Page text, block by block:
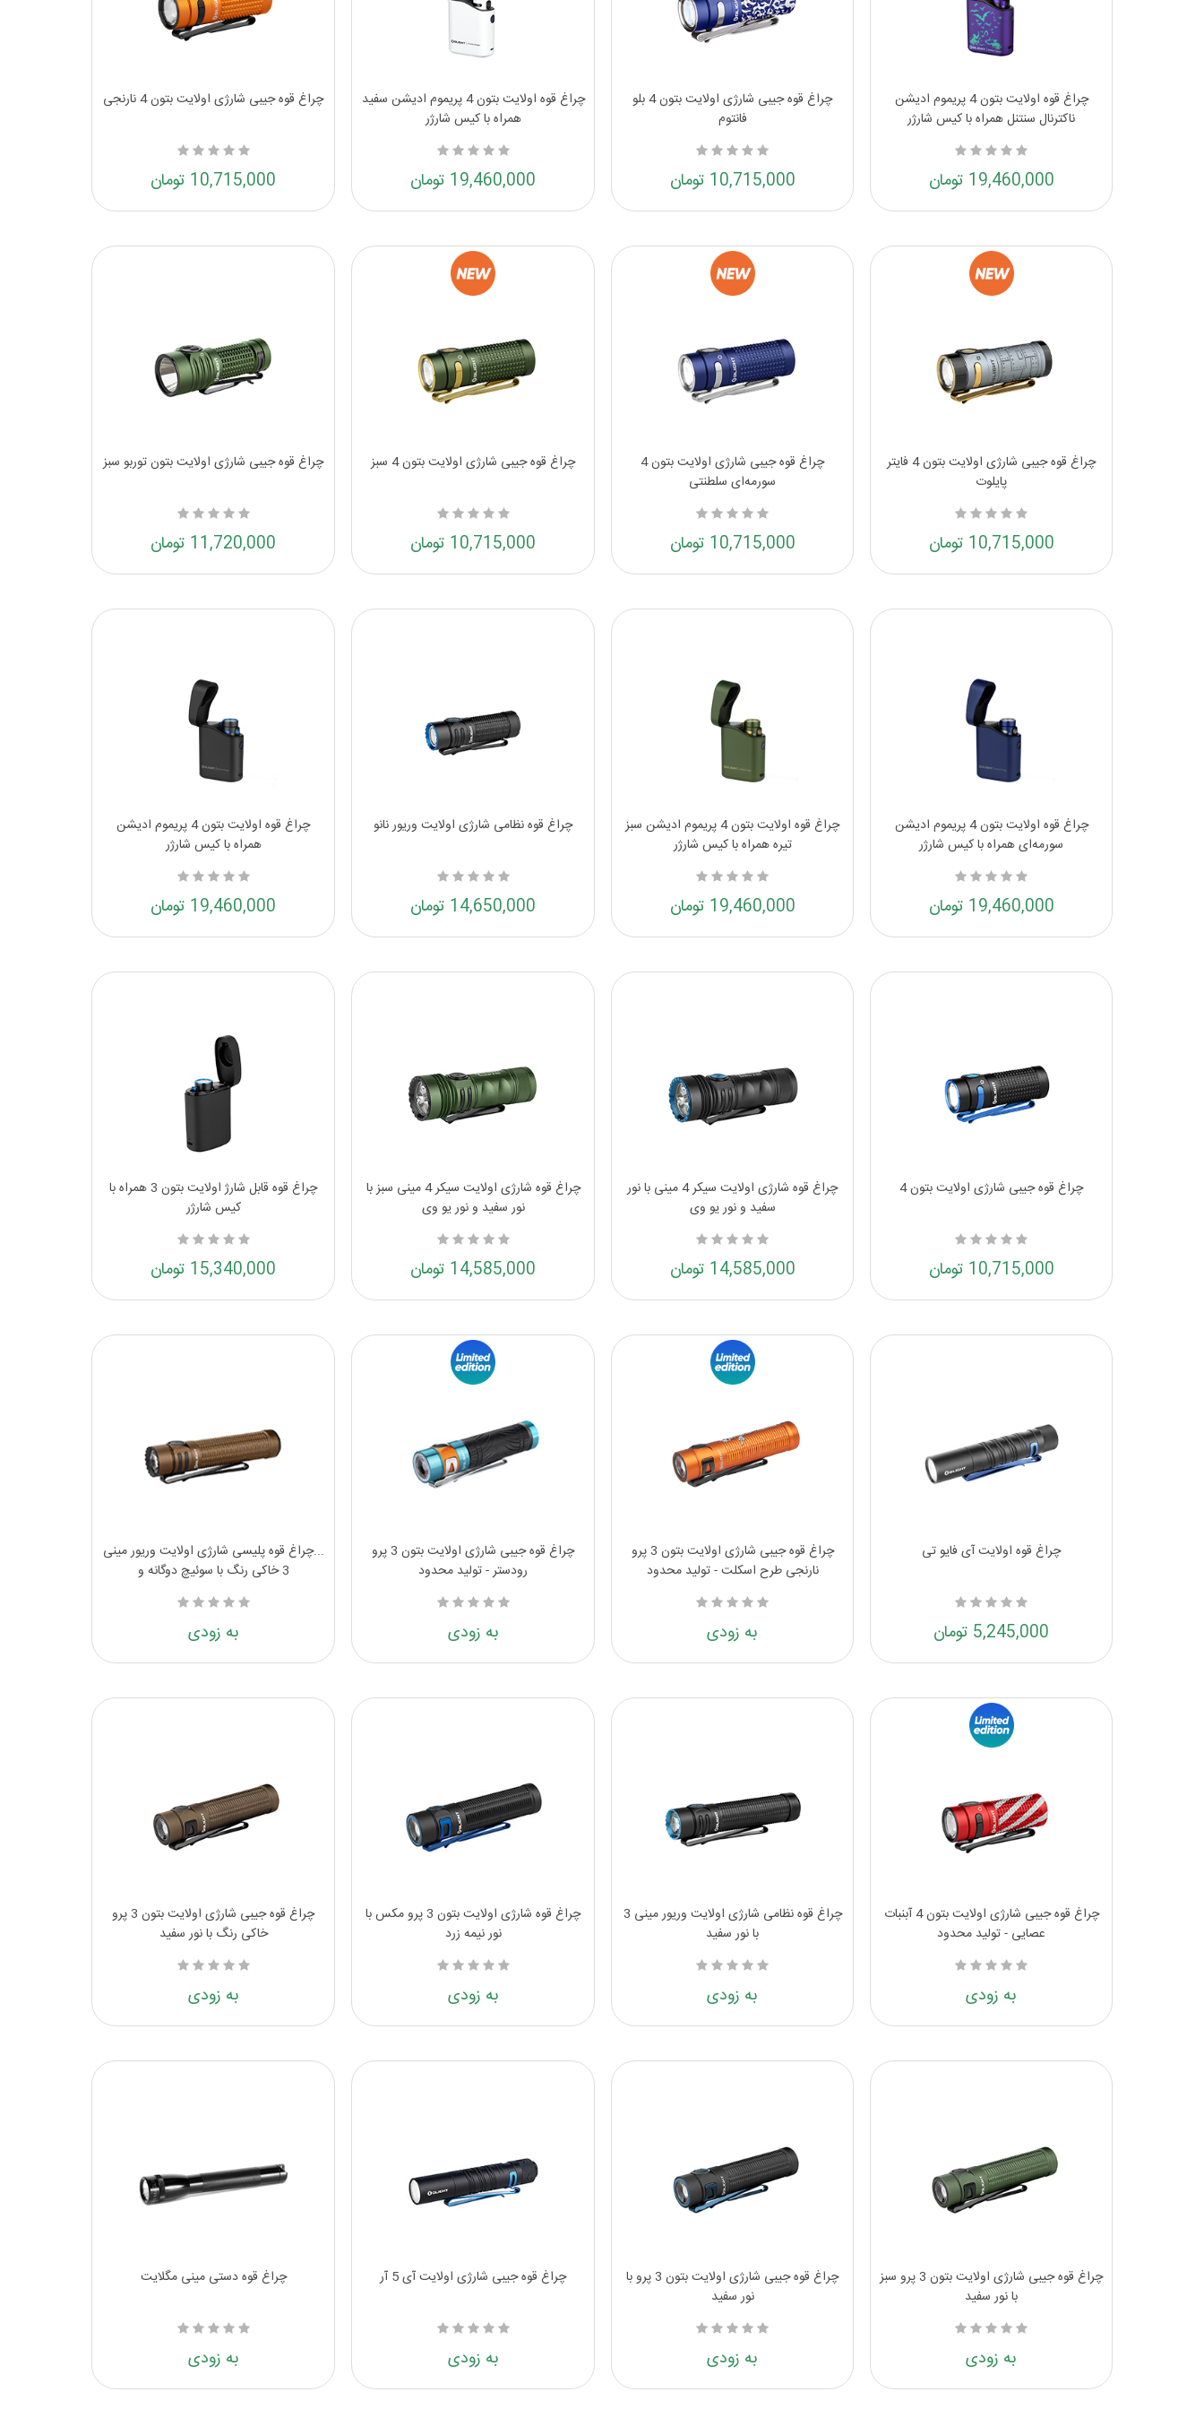
چراغ قوه اولایت بتون 4 پریموم ادیشن
ناکترنال سنتنل همراه با کیس شارژر
19,460,000 تومان
چراغ قوه جیبی شارژی اولایت بتون 4 بلو
فانتوم
10,715,000 تومان
چراغ قوه اولایت بتون 4 پریموم ادیشن سفید
همراه با کیس شارژر
19,460,000 تومان
چراغ قوه جیبی شارژی اولایت بتون 4 نارنجی
10,715,000 تومان
چراغ قوه جیبی شارژی اولایت بتون 4 فایتر
پایلوت
10,715,000 تومان
چراغ قوه جیبی شارژی اولایت بتون 4
سورمه‌ای سلطنتی
10,715,000 تومان
چراغ قوه جیبی شارژی اولایت بتون 4 سبز
10,715,000 تومان
چراغ قوه جیبی شارژی اولایت بتون توربو سبز
11,720,000 تومان
چراغ قوه اولایت بتون 4 پریموم ادیشن
سورمه‌ای همراه با کیس شارژر
19,460,000 تومان
چراغ قوه اولایت بتون 4 پریموم ادیشن سبز
تیره همراه با کیس شارژر
19,460,000 تومان
چراغ قوه نظامی شارژی اولایت وریور نانو
14,650,000 تومان
چراغ قوه اولایت بتون 4 پریموم ادیشن
همراه با کیس شارژر
19,460,000 تومان
چراغ قوه جیبی شارژی اولایت بتون 4
10,715,000 تومان
چراغ قوه شارژی اولایت سیکر 4 مینی با نور
سفید و نور یو وی
14,585,000 تومان
چراغ قوه شارژی اولایت سیکر 4 مینی سبز با
نور سفید و نور یو وی
14,585,000 تومان
چراغ قوه قابل شارژ اولایت بتون 3 همراه با
کیس شارژر
15,340,000 تومان
چراغ قوه اولایت آی فایو تی
5,245,000 تومان
چراغ قوه جیبی شارژی اولایت بتون 3 پرو
نارنجی طرح اسکلت - تولید محدود
به زودی
چراغ قوه جیبی شارژی اولایت بتون 3 پرو
رودستر - تولید محدود
به زودی
...چراغ قوه پلیسی شارژی اولایت وریور مینی
3 خاکی رنگ با سوئیچ دوگانه و
به زودی
چراغ قوه جیبی شارژی اولایت بتون 4 آبنبات
عصایی - تولید محدود
به زودی
چراغ قوه نظامی شارژی اولایت وریور مینی 3
با نور سفید
به زودی
چراغ قوه شارژی اولایت بتون 3 پرو مکس با
نور نیمه زرد
به زودی
چراغ قوه جیبی شارژی اولایت بتون 3 پرو
خاکی رنگ با نور سفید
به زودی
چراغ قوه جیبی شارژی اولایت بتون 3 پرو سبز
با نور سفید
به زودی
چراغ قوه جیبی شارژی اولایت بتون 3 پرو با
نور سفید
به زودی
چراغ قوه جیبی شارژی اولایت آی 5 آر
به زودی
چراغ قوه دستی مینی مگلایت
به زودی